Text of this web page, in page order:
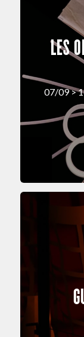
LES
07/09 >